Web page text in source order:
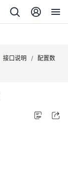
接口说明 /
配置数